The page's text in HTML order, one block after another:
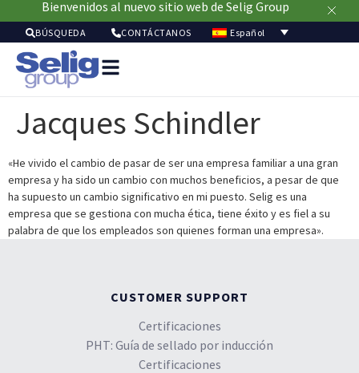
Bienvenidos al nuevo sitio web de Selig Group
BÚSQUEDA CONTÁCTANOS Español
de
Jacques Schindler
«He vivido el cambio de pasar de ser una empresa familiar a una gran
empresa y ha sido un cambio con muchos beneficios, a pesar de que
ha supuesto un cambio significativo en mi puesto. Selig es una
empresa que se gestiona con mucha ética, tiene éxito y es fiel a su
palabra de que los empleados son quienes forman una empresa».
CUSTOMER SUPPORT
Certificaciones
PHT: Guía de sellado por inducción
Certificaciones